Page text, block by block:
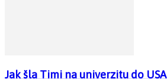
Jak šla Timi na univerzitu do USA